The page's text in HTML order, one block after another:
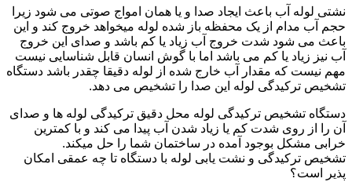
نشتی لوله آب باعث ایجاد صدا و یا همان امواج صوتی می شود زیرا
حجم آب مدام از یک محفظه باز شده لوله میخواهد خروج کند و این
باعث می شود شدت خروج آب زیاد یا کم باشد و صدای این خروج
آب نیز زیاد یا کم می باشد اما با گوش انسان قابل شناسایی نیست
مهم نیست که مقدار آب خارج شده از لوله دقیقا چقدر باشد دستگاه
تشخیص ترکیدگی لوله این صدا را تشخیص می دهد.
دستگاه تشخیص ترکیدگی لوله محل دقیق ترکیدگی لوله ها و صدای
آن را از روی شدت کم یا زیاد شدن آب پیدا می کند و با کمترین
خرابی مشکل بوجود آمده در ساختمان شما را حل میکند.
تشخیص ترکیدگی و نشت یابی لوله با دستگاه تا چه عمقی امکان
پذیر است؟